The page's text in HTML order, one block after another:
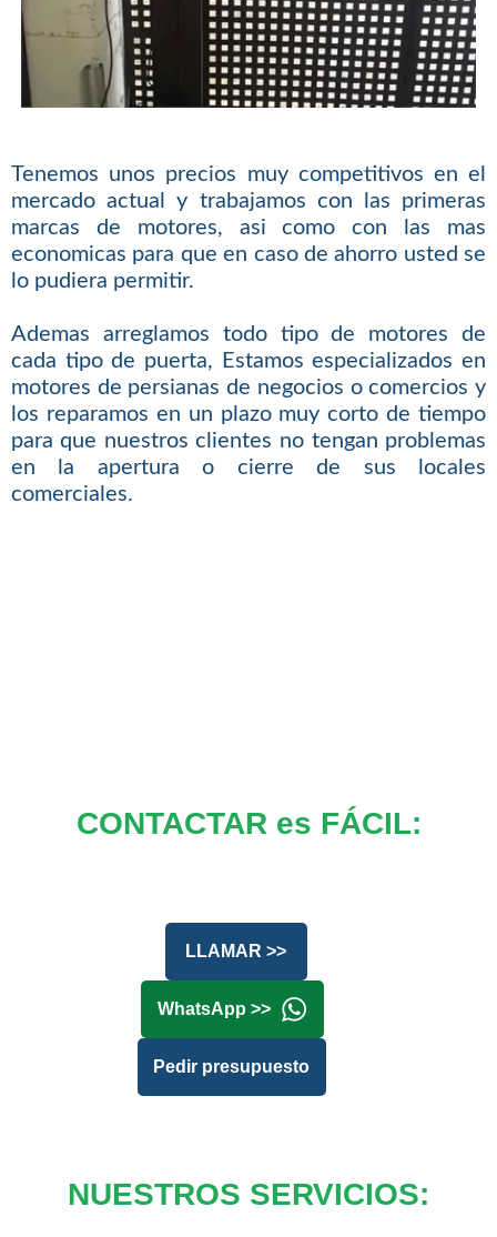
Tenemos unos precios muy competitivos en el
mercado actual y trabajamos con las primeras
marcas de motores, asi como con las mas
economicas para que en caso de ahorro usted se
lo pudiera permitir.
Ademas arreglamos todo tipo de motores de
cada tipo de puerta, Estamos especializados en
motores de persianas de negocios o comercios y
los reparamos en un plazo muy corto de tiempo
para que nuestros clientes no tengan problemas
en la apertura o cierre de sus locales
comerciales.
CONTACTAR es FÁCIL:
LLAMAR >>
WhatsApp >>
Pedir presupuesto
NUESTROS SERVICIOS: